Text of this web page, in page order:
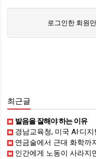
로그인한 회원
최근글
발음을 잘해야 하는 이유
경남교육청, 미국 AI·디지털 교육 현장
연금술에서 근대 화학까지! 인류의 운명을 바꾼 위대한 발견 :
인간에게 노동이 사라지